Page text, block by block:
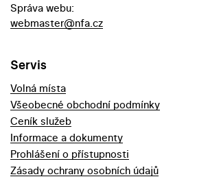
Správa webu:
webmaster@nfa.cz
Servis
Volná místa
Všeobecné obchodní podmínky
Ceník služeb
Informace a dokumenty
Prohlášení o přístupnosti
Zásady ochrany osobních údajů